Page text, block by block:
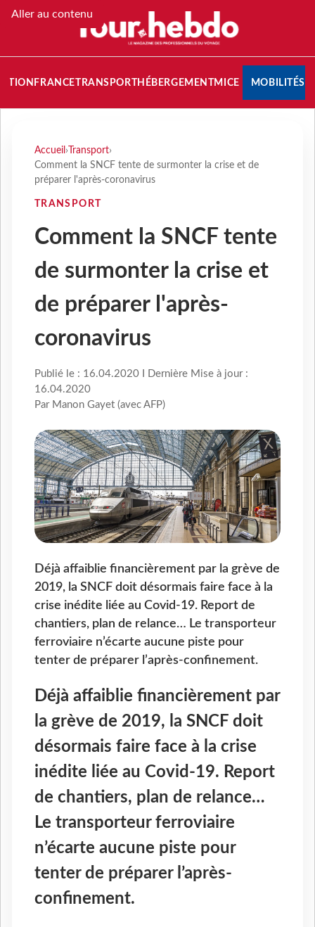
Aller au contenu
FRANCETRANSPORT HÉBERGEMENTMICE MOBILITÉS
Accueil › Transport›
Comment la SNCF tente de surmonter la crise et de
préparer l'après-coronavirus
TRANSPORT
Comment la SNCF tente
de surmonter la crise et
de préparer l'après-
coronavirus
Publié le : 16.04.2020 I Dernière Mise à jour :
16.04.2020
Par Manon Gayet (avec AFP)
Déjà affaiblie financièrement par la grève de
2019, la SNCF doit désormais faire face à la
crise inédite liée au Covid-19. Report de
chantiers, plan de relance… Le transporteur
ferroviaire n’écarte aucune piste pour
tenter de préparer l’après-confinement.
Déjà affaiblie financièrement par
la grève de 2019, la SNCF doit
désormais faire face à la crise
inédite liée au Covid-19. Report
de chantiers, plan de relance…
Le transporteur ferroviaire
n’écarte aucune piste pour
tenter de préparer l’après-
confinement.